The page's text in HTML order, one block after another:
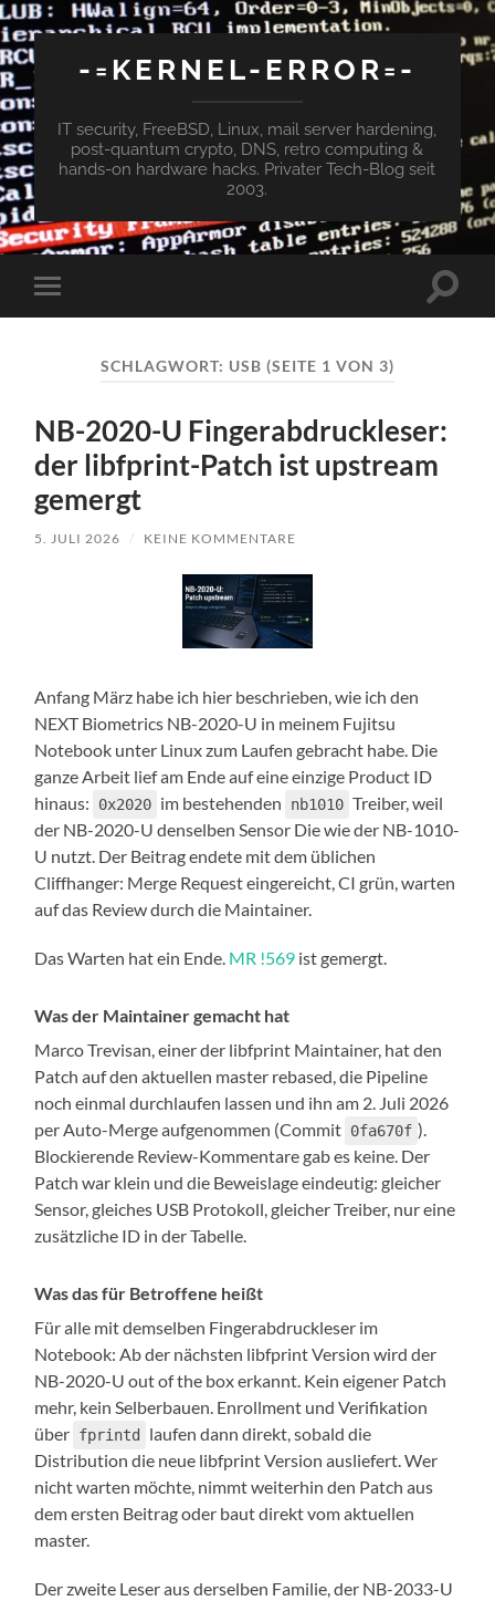
-=KERNEL-ERROR=-
IT security, FreeBSD, Linux, mail server hardening,
post-quantum crypto, DNS, retro computing &
hands-on hardware hacks. Privater Tech-Blog seit
2003.
Mobile-
Menü
SCHLAGWORT: USB (SEITE 1 VON 3)
NB-2020-U Fingerabdruckleser:
der libfprint-Patch ist upstream
gemergt
5. JULI 2026 / KEINE KOMMENTARE
Anfang März habe ich hier beschrieben, wie ich den
NEXT Biometrics NB-2020-U in meinem Fujitsu
Notebook unter Linux zum Laufen gebracht habe. Die
ganze Arbeit lief am Ende auf eine einzige Product ID
hinaus:
0x2020 im bestehenden nb1010 Treiber, weil
der NB-2020-U denselben Sensor Die wie der NB-1010-
U nutzt. Der Beitrag endete mit dem üblichen
Cliffhanger: Merge Request eingereicht, CI grün, warten
auf das Review durch die Maintainer.
Das Warten hat ein Ende. MR !569 ist gemergt.
Was der Maintainer gemacht hat
Marco Trevisan, einer der libfprint Maintainer, hat den
Patch auf den aktuellen master rebased, die Pipeline
noch einmal durchlaufen lassen und ihn am 2. Juli 2026
per Auto-Merge aufgenommen (Commit 0fa670f ).
Blockierende Review-Kommentare gab es keine. Der
Patch war klein und die Beweislage eindeutig: gleicher
Sensor, gleiches USB Protokoll, gleicher Treiber, nur eine
zusätzliche ID in der Tabelle.
Was das für Betroffene heißt
Für alle mit demselben Fingerabdruckleser im
Notebook: Ab der nächsten libfprint Version wird der
NB-2020-U out of the box erkannt. Kein eigener Patch
mehr, kein Selberbauen. Enrollment und Verifikation
über fprintd
laufen dann direkt, sobald die
Distribution die neue libfprint Version ausliefert. Wer
nicht warten möchte, nimmt weiterhin den Patch aus
dem ersten Beitrag oder baut direkt vom aktuellen
master.
Der zweite Leser aus derselben Familie, der NB-2033-U